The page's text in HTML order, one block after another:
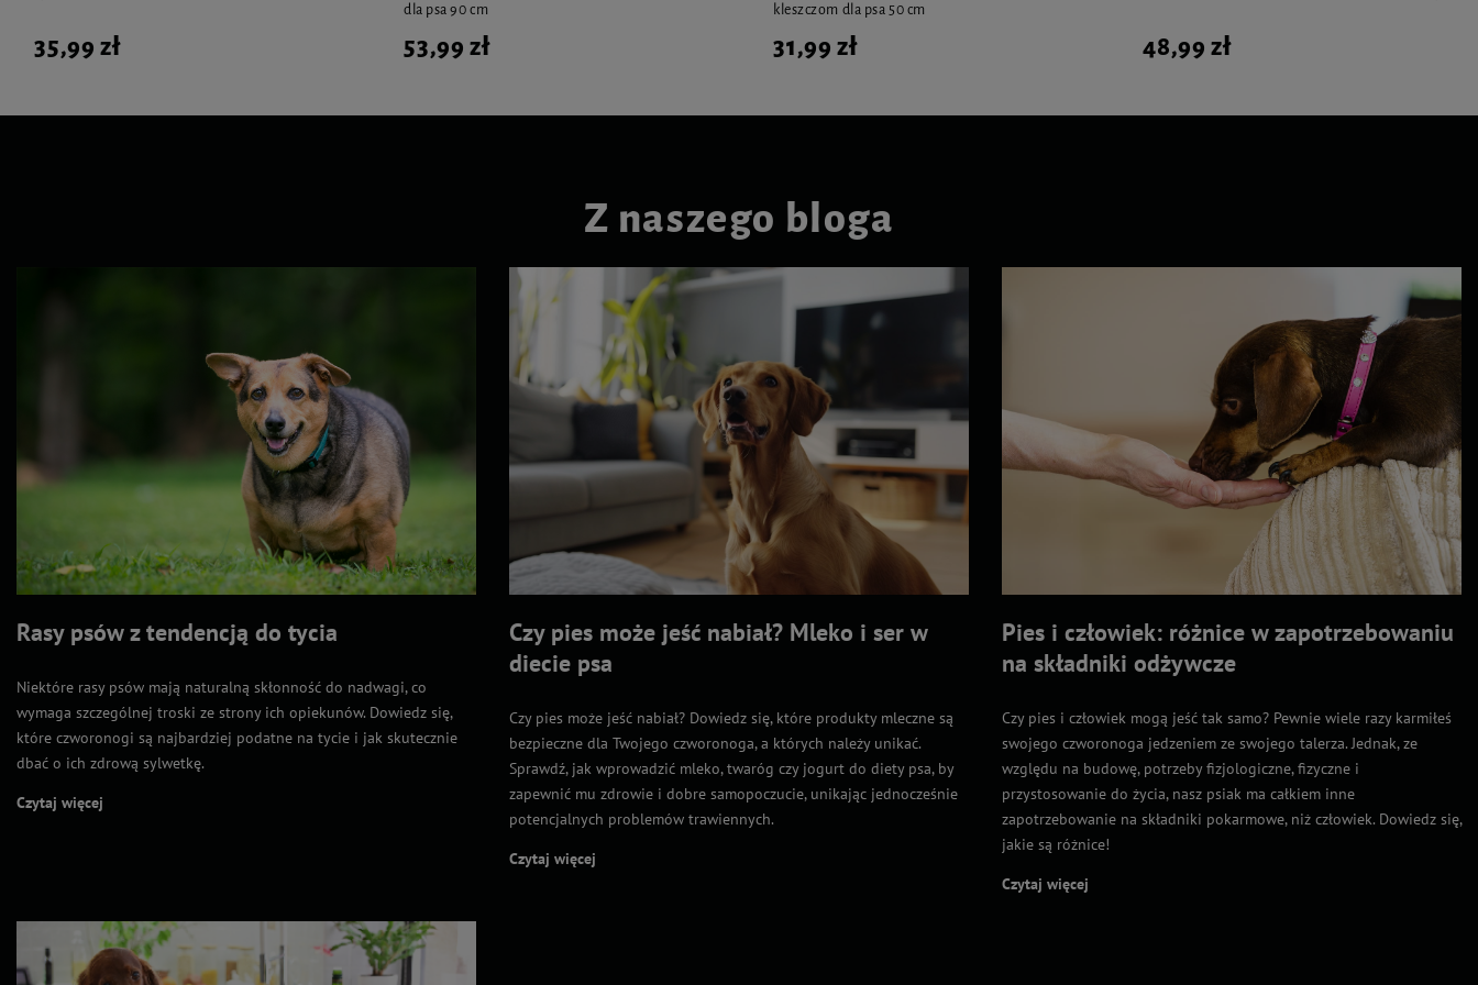
35,99 zł
dla psa 90 cm
53,99 zł
kleszczom dla psa 50 cm
31,99 zł 48,99 zł
Z naszego bloga
Rasy psów z tendencją do tycia
Niektóre rasy psów mają naturalną skłonność do nadwagi, co
wymaga szczególnej troski ze strony ich opiekunów. Dowiedz się,
które czworonogi są najbardziej podatne na tycie i jak skutecznie
dbać o ich zdrową sylwetkę.
Czytaj więcej
Czy pies może jeść nabiał? Mleko i ser w
diecie psa
Czy pies może jeść nabiał? Dowiedz się, które produkty mleczne są
bezpieczne dla Twojego czworonoga, a których należy unikać.
Sprawdź, jak wprowadzić mleko, twaróg czy jogurt do diety psa, by
zapewnić mu zdrowie i dobre samopoczucie, unikając jednocześnie
potencjalnych problemów trawiennych.
Czytaj więcej
Pies i człowiek: różnice w zapotrzebowaniu
na składniki odżywcze
Czy pies i człowiek mogą jeść tak samo? Pewnie wiele razy karmiłeś
swojego czworonoga jedzeniem ze swojego talerza. Jednak, ze
względu na budowę, potrzeby fizjologiczne, fizyczne i
przystosowanie do życia, nasz psiak ma całkiem inne
zapotrzebowanie na składniki pokarmowe, niż człowiek. Dowiedz się,
jakie są różnice!
Czytaj więcej